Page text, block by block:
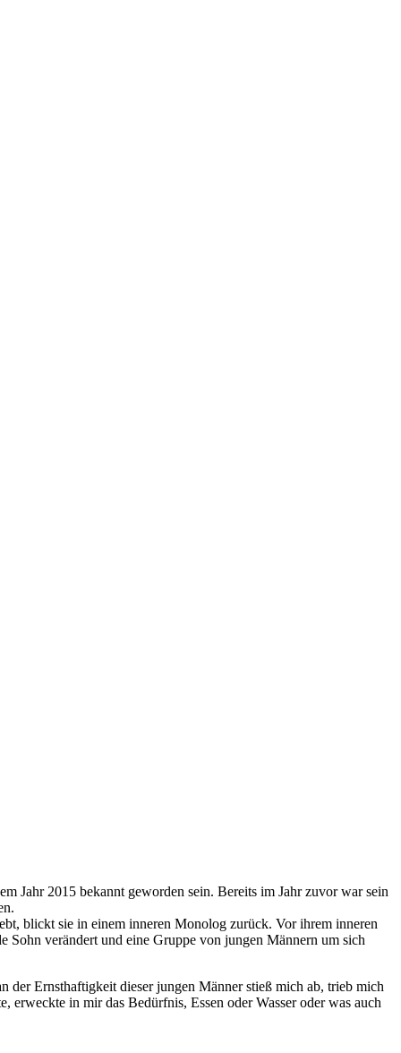
Jahr 2015 bekannt geworden sein. Bereits im Jahr zuvor war sein
blickt sie in einem inneren Monolog zurück. Vor ihrem inneren
Sohn verändert und eine Gruppe von jungen Männern um sich
der Ernsthaftigkeit dieser jungen Männer stieß mich ab, trieb mich
erweckte in mir das Bedürfnis, Essen oder Wasser oder was auch